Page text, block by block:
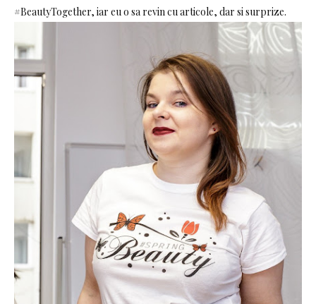
#BeautyTogether, iar eu o sa revin cu articole, dar si surprize.